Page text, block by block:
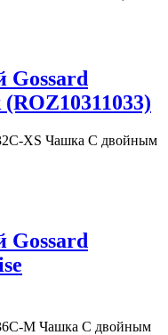
Gossard
XS Чашка С двойным
Gossard
M Чашка С двойным